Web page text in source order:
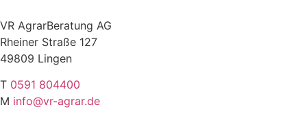
VR AgrarBeratung AG
Rheiner Straße 127
49809 Lingen
T 0591 804400
M info@vr-agrar.de